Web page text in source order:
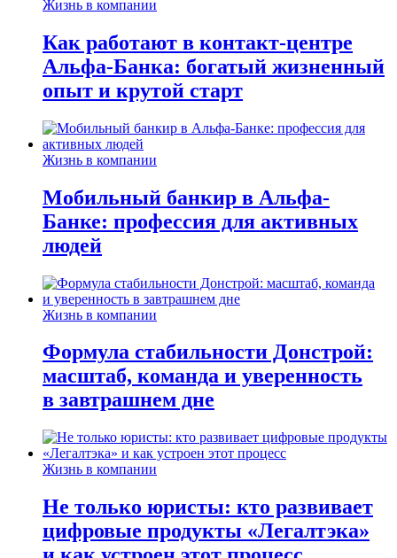
Жизнь в компании
Как работают в контакт-центре
Альфа-Банка: богатый жизненный
опыт и крутой старт
Жизнь в компании
Мобильный банкир в Альфа-
Банке: профессия для активных
людей
Жизнь в компании
Формула стабильности Донстрой:
масштаб, команда и уверенность
в завтрашнем дне
Жизнь в компании
Не только юристы: кто развивает
цифровые продукты «Легалтэка»